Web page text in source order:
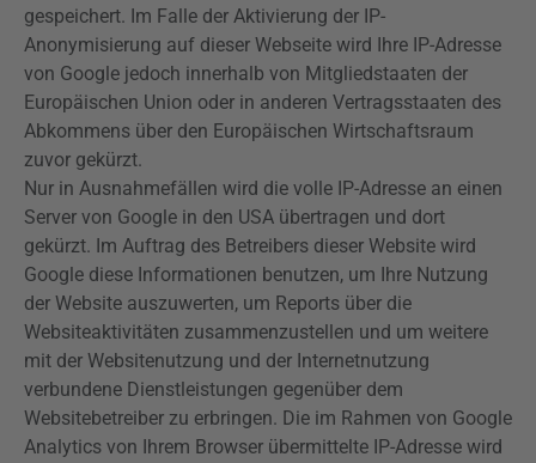
gespeichert. Im Falle der Aktivierung der IP-
Anonymisierung auf dieser Webseite wird Ihre IP-Adresse
von Google jedoch innerhalb von Mitgliedstaaten der
Europäischen Union oder in anderen Vertragsstaaten des
Abkommens über den Europäischen Wirtschaftsraum
zuvor gekürzt.
Nur in Ausnahmefällen wird die volle IP-Adresse an einen
Server von Google in den USA übertragen und dort
gekürzt. Im Auftrag des Betreibers dieser Website wird
Google diese Informationen benutzen, um Ihre Nutzung
der Website auszuwerten, um Reports über die
Websiteaktivitäten zusammenzustellen und um weitere
mit der Websitenutzung und der Internetnutzung
verbundene Dienstleistungen gegenüber dem
Websitebetreiber zu erbringen. Die im Rahmen von Google
Analytics von Ihrem Browser übermittelte IP-Adresse wird